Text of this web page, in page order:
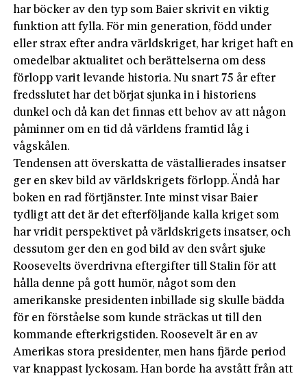
har böcker av den typ som Baier skrivit en viktig
funktion att fylla. För min generation, född under
eller strax efter andra världskriget, har kriget haft en
omedelbar aktualitet och berättelserna om dess
förlopp varit levande historia. Nu snart 75 år efter
fredsslutet har det börjat sjunka in i historiens
dunkel och då kan det finnas ett behov av att någon
påminner om en tid då världens framtid låg i
vågskålen.
Tendensen att överskatta de västallierades insatser
ger en skev bild av världskrigets förlopp. Ändå har
boken en rad förtjänster. Inte minst visar Baier
tydligt att det är det efterföljande kalla kriget som
har vridit perspektivet på världskrigets insatser, och
dessutom ger den en god bild av den svårt sjuke
Roosevelts överdrivna eftergifter till Stalin för att
hålla denne på gott humör, något som den
amerikanske presidenten inbillade sig skulle bädda
för en förståelse som kunde sträckas ut till den
kommande efterkrigstiden. Roosevelt är en av
Amerikas stora presidenter, men hans fjärde period
var knappast lyckosam. Han borde ha avstått från att